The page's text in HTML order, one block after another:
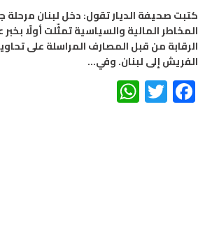
كتبت صحيفة الديار تقول: دخل لبنان
المخاطر المالية والسياسية تمثّلت أولًا
الرقابة من قبل المصارف المراسلة على
الفريش إلى لبنان. وفي…
Facebook
Twitter